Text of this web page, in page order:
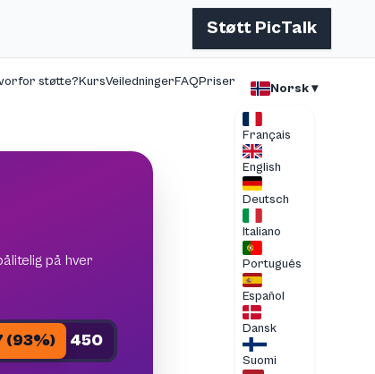
Støtt PicTalk
støtte?KursVeiledningerFAQPriser Norsk ▾
Français
English
Deutsch
Italiano
Português
Español
Dansk
Suomi
på hver
(93%) 450